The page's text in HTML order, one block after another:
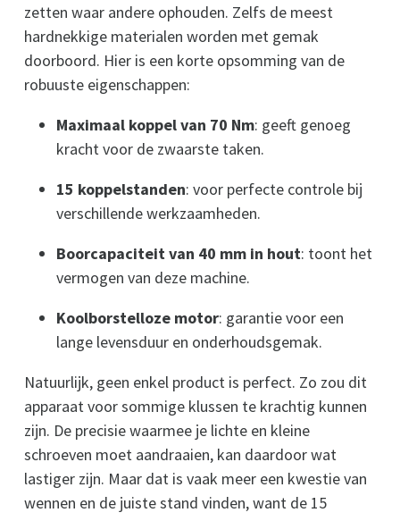
zetten waar andere ophouden. Zelfs de meest
hardnekkige materialen worden met gemak
doorboord. Hier is een korte opsomming van de
robuuste eigenschappen:
Maximaal koppel van 70 Nm: geeft genoeg
kracht voor de zwaarste taken.
15 koppelstanden: voor perfecte controle bij
verschillende werkzaamheden.
Boorcapaciteit van 40 mm in hout: toont het
vermogen van deze machine.
Koolborstelloze motor: garantie voor een
lange levensduur en onderhoudsgemak.
Natuurlijk, geen enkel product is perfect. Zo zou dit
apparaat voor sommige klussen te krachtig kunnen
zijn. De precisie waarmee je lichte en kleine
schroeven moet aandraaien, kan daardoor wat
lastiger zijn. Maar dat is vaak meer een kwestie van
wennen en de juiste stand vinden, want de 15